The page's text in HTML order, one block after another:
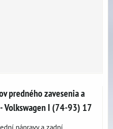
predného zavesenia a
Volkswagen I (74-93) 17
nápravy a zadní